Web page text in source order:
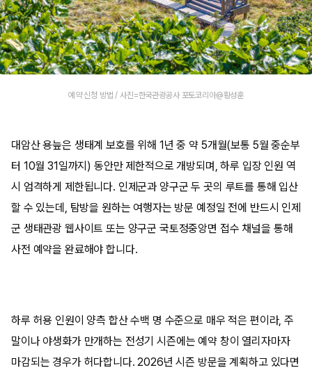
예약 신청 방법 / 사진=한국관광공사 포토코리아@황성훈
대암산 용늪은 생태계 보호를 위해 1년 중 약 5개월(보통 5월 중순부
터 10월 31일까지) 동안만 제한적으로 개방되며, 하루 입장 인원 역
시 엄격하게 제한됩니다. 인제군과 양구군 두 곳의 루트를 통해 입산
할 수 있는데, 탐방을 원하는 여행자는 방문 예정일 전에 반드시 인제
군 생태관광 웹사이트 또는 양구군 국토정중앙면 접수 채널을 통해
사전 예약을 완료해야 합니다.
하루 허용 인원이 양측 합산 수백 명 수준으로 매우 적은 편이라, 주
말이나 야생화가 만개하는 전성기 시즌에는 예약 창이 열리자마자
마감되는 경우가 허다합니다. 2026년 시즌 방문을 계획하고 있다면